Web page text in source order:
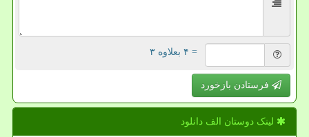
= ۴ بعلاوه ۳
فرستادن بازخورد
لینک دوستان الف دانلود